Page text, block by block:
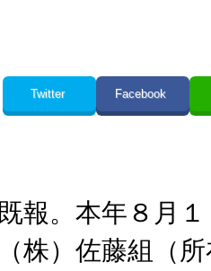
Twitter Facebook
既報。本年８月
（株）佐藤組（